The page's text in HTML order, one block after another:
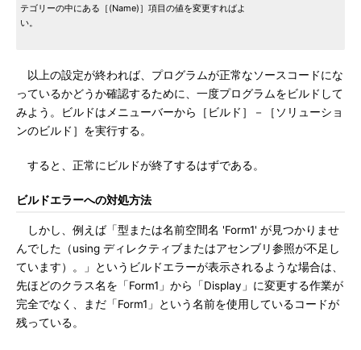
テゴリーの中にある［(Name)］項目の値を変更すればよ
い。
以上の設定が終われば、プログラムが正常なソースコードにな
っているかどうか確認するために、一度プログラムをビルドして
みよう。ビルドはメニューバーから［ビルド］－［ソリューショ
ンのビルド］を実行する。
すると、正常にビルドが終了するはずである。
ビルドエラーへの対処方法
しかし、例えば「型または名前空間名 'Form1' が見つかりませ
んでした（using ディレクティブまたはアセンブリ参照が不足し
ています）。」というビルドエラーが表示されるような場合は、
先ほどのクラス名を「Form1」から「Display」に変更する作業が
完全でなく、まだ「Form1」という名前を使用しているコードが
残っている。